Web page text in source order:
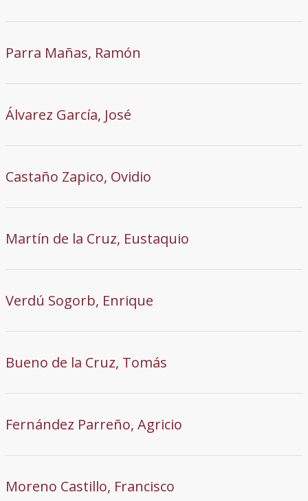
Parra Mañas, Ramón
Álvarez García, José
Castaño Zapico, Ovidio
Martín de la Cruz, Eustaquio
Verdú Sogorb, Enrique
Bueno de la Cruz, Tomás
Fernández Parreño, Agricio
Moreno Castillo, Francisco